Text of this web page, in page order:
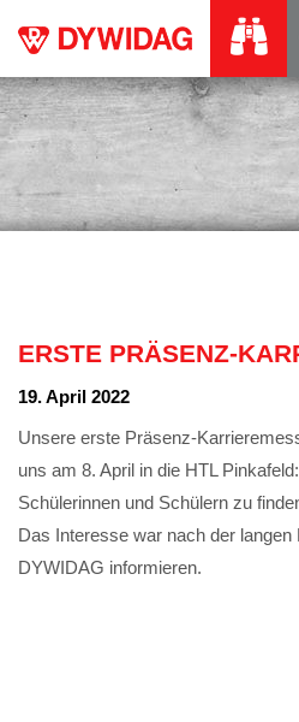
ERSTE PRÄSENZ-
19. April 2022
Unsere erste Präsenz-
uns am 8. April in die HTL
Schülerinnen und Schülern zu
Das Interesse war nach der
DYWIDAG informieren.